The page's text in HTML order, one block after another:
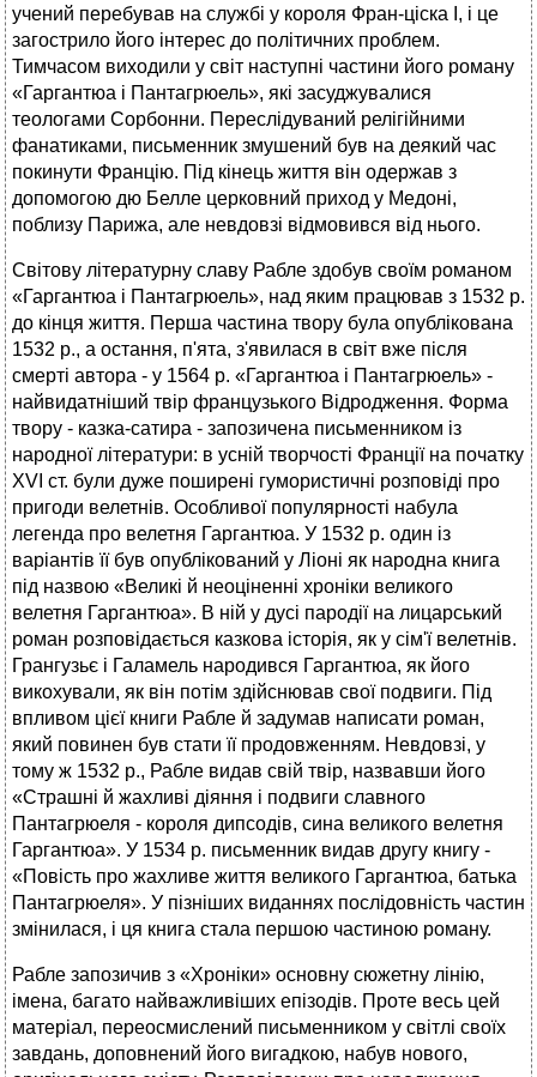
учений перебував на службі у короля Фран-ціска І, і це
загострило його інтерес до політичних проблем.
Тимчасом виходили у світ наступні частини його роману
«Гаргантюа і Пантагрюель», які засуджувалися
теологами Сорбонни. Переслідуваний релігійними
фанатиками, письменник змушений був на деякий час
покинути Францію. Під кінець життя він одержав з
допомогою дю Белле церковний приход у Медоні,
поблизу Парижа, але невдовзі відмовився від нього.
Світову літературну славу Рабле здобув своїм романом
«Гаргантюа і Пантагрюель», над яким працював з 1532 р.
до кінця життя. Перша частина твору була опублікована
1532 p., а остання, п'ята, з'явилася в світ вже після
смерті автора - у 1564 р. «Гаргантюа і Пантагрюель» -
найвидатніший твір французького Відродження. Форма
твору - казка-сатира - запозичена письменником із
народної літератури: в усній творчості Франції на початку
XVI ст. були дуже поширені гумористичні розповіді про
пригоди велетнів. Особливої популярності набула
легенда про велетня Гаргантюа. У 1532 р. один із
варіантів її був опублікований у Ліоні як народна книга
під назвою «Великі й неоціненні хроніки великого
велетня Гаргантюа». В ній у дусі пародії на лицарський
роман розповідається казкова історія, як у сім'ї велетнів.
Грангузьє і Галамель народився Гаргантюа, як його
викохували, як він потім здійснював свої подвиги. Під
впливом цієї книги Рабле й задумав написати роман,
який повинен був стати її продовженням. Невдовзі, у
тому ж 1532 p., Рабле видав свій твір, назвавши його
«Страшні й жахливі діяння і подвиги славного
Пантагрюеля - короля дипсодів, сина великого велетня
Гаргантюа». У 1534 р. письменник видав другу книгу -
«Повість про жахливе життя великого Гаргантюа, батька
Пантагрюеля». У пізніших виданнях послідовність частин
змінилася, і ця книга стала першою частиною роману.
Рабле запозичив з «Хроніки» основну сюжетну лінію,
імена, багато найважливіших епізодів. Проте весь цей
матеріал, переосмислений письменником у світлі своїх
завдань, доповнений його вигадкою, набув нового,